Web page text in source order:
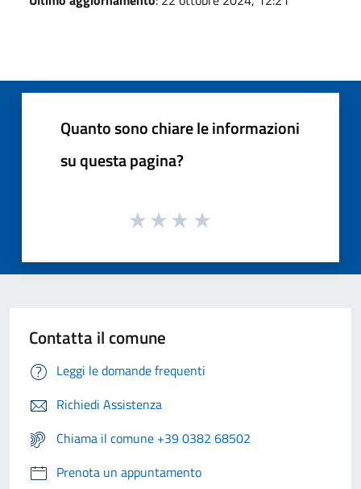
Quanto sono chiare le informazioni
su questa pagina?
Contatta il comune
Leggi le domande frequenti
Richiedi Assistenza
Chiama il comune +39 0382 68502
Prenota un appuntamento